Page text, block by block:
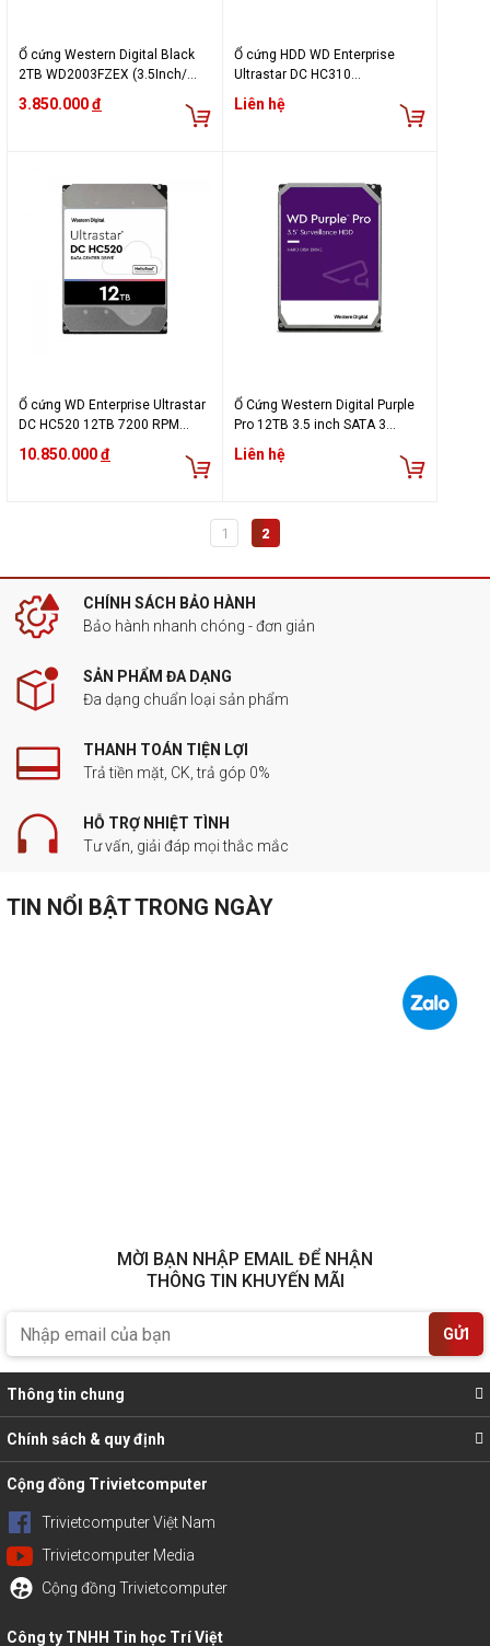
Ổ cứng Western Digital Black
2TB WD2003FZEX (3.5Inch/
7200rpm/ 256MB/ SATA3)
3.850.000đ
Ổ cứng HDD WD Enterprise
Ultrastar DC HC310
4TB/3.5inch/7200rpm/Sata/25
6MB - HUS726T4TALA6L4
Liên hệ
Ổ cứng WD Enterprise Ultrastar
DC HC520 12TB 7200 RPM
256MB HUH721212ALE604
10.850.000đ
Ổ Cứng Western Digital Purple
Pro 12TB 3.5 inch SATA 3
256MB Cache 7200RPM
WD121PURP
Liên hệ
1 2
CHÍNH SÁCH BẢO HÀNH
Bảo hành nhanh chóng - đơn giản
SẢN PHẨM ĐA DẠNG
Đa dạng chuẩn loại sản phẩm
THANH TOÁN TIỆN LỢI
Trả tiền mặt, CK, trả góp 0%
HỖ TRỢ NHIỆT TÌNH
Tư vấn, giải đáp mọi thắc mắc
TIN NỔI BẬT TRONG NGÀY
MỜI BẠN NHẬP EMAIL ĐỂ NHẬN
THÔNG TIN KHUYẾN MÃI
GỬI
Thông tin chung
Chính sách & quy định
Cộng đồng Trivietcomputer
Trivietcomputer Việt Nam
Trivietcomputer Media
Cộng đồng Trivietcomputer
Công ty TNHH Tin học Trí Việt